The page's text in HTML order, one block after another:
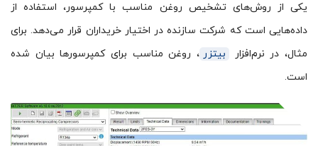
یکی از روش‌های تشخیص روغن مناسب با کمپرسور، استفاده از
داده‌هایی است که شرکت سازنده در اختیار خریداران قرار می‌دهد. برای
مثال، در نرم‌افزار
بیتزر ، روغن مناسب برای کمپرسورها بیان شده
است.